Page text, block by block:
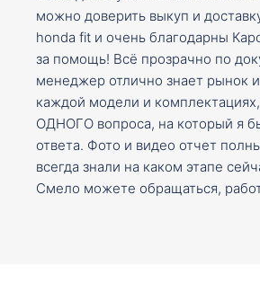
можно доверить выкуп и
honda fit и очень благодарны
за помощь! Всё прозрачно по
менеджер отлично знает рынок
каждой модели и
ОДНОГО вопроса, на который я
ответа. Фото и видео отчет
всегда знали на каком этапе
Смело можете обращаться,